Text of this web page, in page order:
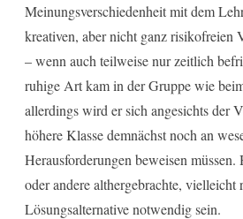
Meinungsverschiedenheit mit dem
kreativen, aber nicht ganz risikofreien
– wenn auch teilweise nur zeitlich
ruhige Art kam in der Gruppe wie
allerdings wird er sich angesichts der
höhere Klasse demnächst noch an
Herausforderungen beweisen
oder andere althergebrachte, vielleicht
Lösungsalternative notwendig sein.